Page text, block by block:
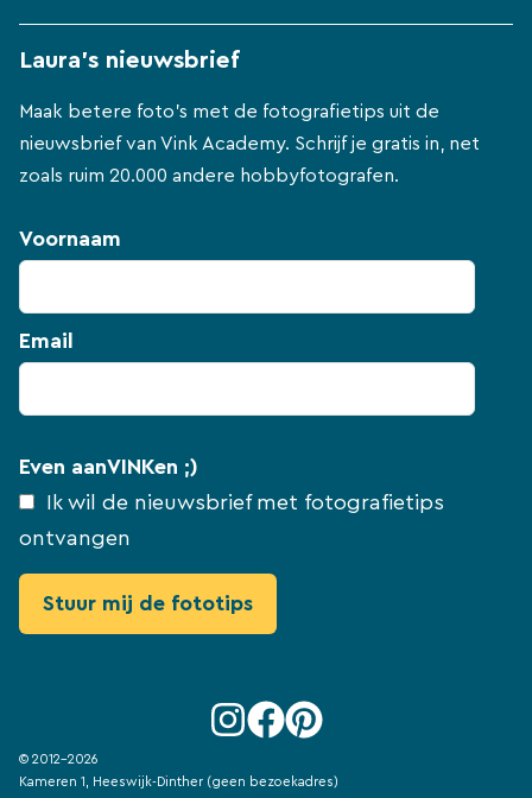
Laura's nieuwsbrief
Maak betere foto's met de fotografietips uit de
nieuwsbrief van Vink Academy. Schrijf je gratis in, net
zoals ruim 20.000 andere hobbyfotografen.
Voornaam
Email
Even aanVINKen ;)
Ik wil de nieuwsbrief met fotografietips
ontvangen
© 2012-2026
Kameren 1, Heeswijk-Dinther (geen bezoekadres)